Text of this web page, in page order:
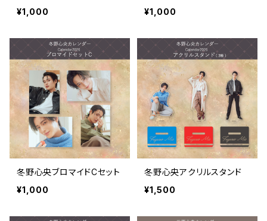
¥1,000
¥1,000
冬野心央ブロマイドCセット
¥1,000
冬野心央アクリルスタンド
¥1,500